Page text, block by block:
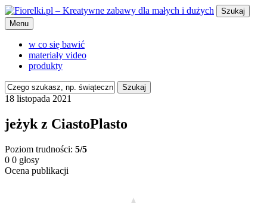
Szukaj
Menu
w co się bawić
materiały video
produkty
Szukaj
18 listopada 2021
jeżyk z CiastoPlasto
Poziom trudności: 5/5
0 0 głosy
Ocena publikacji